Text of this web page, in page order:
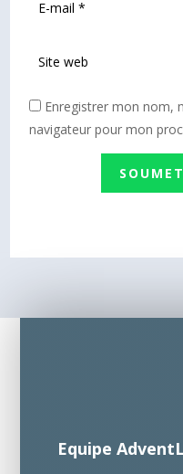
Enregistrer mon nom,
navigateur pour mon
Equipe